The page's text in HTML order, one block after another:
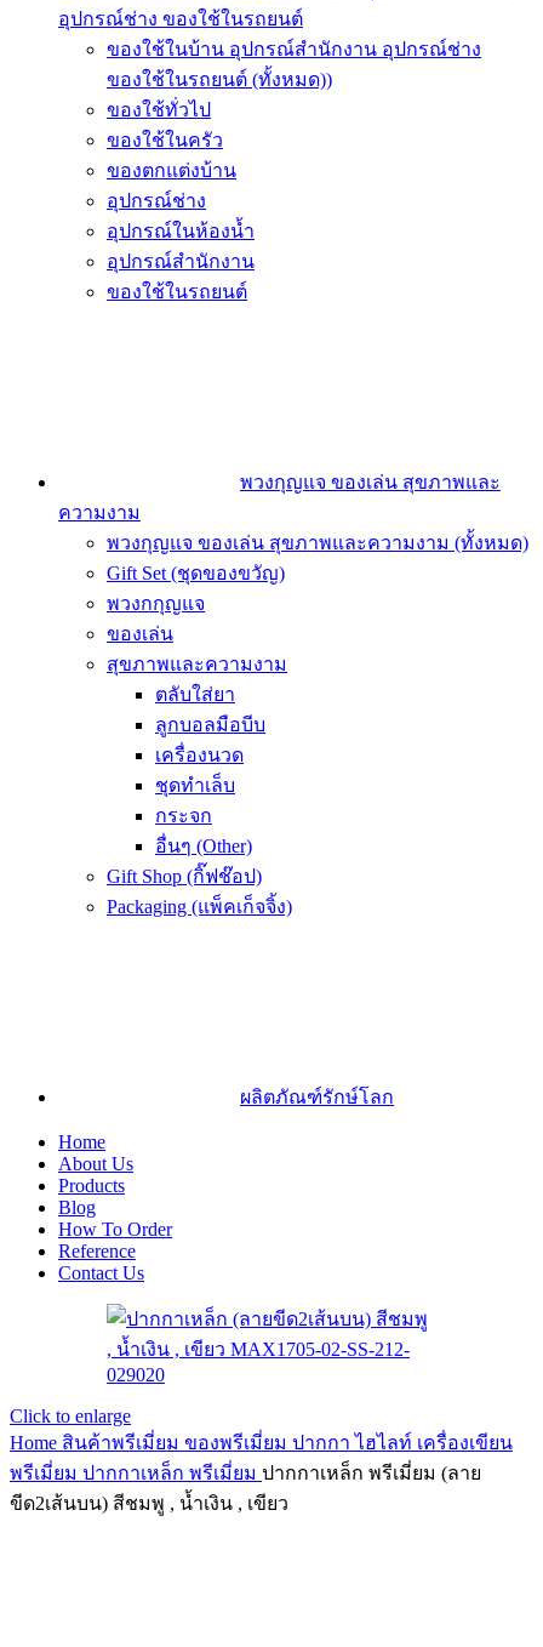
อุปกรณ์ช่าง ของใช้ในรถยนต์
ของใช้ในบ้าน อุปกรณ์สำนักงาน อุปกรณ์ช่าง
ของใช้ในรถยนต์ (ทั้งหมด))
ของใช้ทั่วไป
ของใช้ในครัว
ของตกแต่งบ้าน
อุปกรณ์ช่าง
อุปกรณ์ในห้องน้ำ
อุปกรณ์สำนักงาน
ของใช้ในรถยนต์
พวงกุญแจ ของเล่น สุขภาพและ
ความงาม
พวงกุญแจ ของเล่น สุขภาพและความงาม (ทั้งหมด)
Gift Set (ชุดของขวัญ)
พวงกกุญแจ
ของเล่น
สุขภาพและความงาม
ตลับใส่ยา
ลูกบอลมือบีบ
เครื่องนวด
ชุดทำเล็บ
กระจก
อื่นๆ (Other)
Gift Shop (กิ๊ฟช๊อป)
Packaging (แพ็คเก็จจิ้ง)
ผลิตภัณฑ์รักษ์โลก
Home
About Us
Products
Blog
How To Order
Reference
Contact Us
Click to enlarge
Home สินค้าพรีเมี่ยม ของพรีเมี่ยม ปากกา ไฮไลท์ เครื่องเขียน
พรีเมี่ยม ปากกาเหล็ก พรีเมี่ยม ปากกาเหล็ก พรีเมี่ยม (ลาย
ขีด2เส้นบน) สีชมพู , น้ำเงิน , เขียว